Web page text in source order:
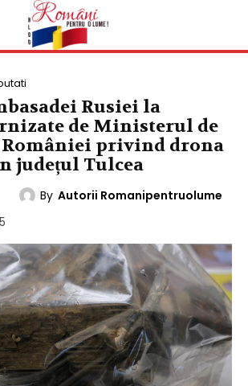
Rusiei la
de Ministerul de
României privind drona
județul Tulcea
By Autorii Romanipentruolume